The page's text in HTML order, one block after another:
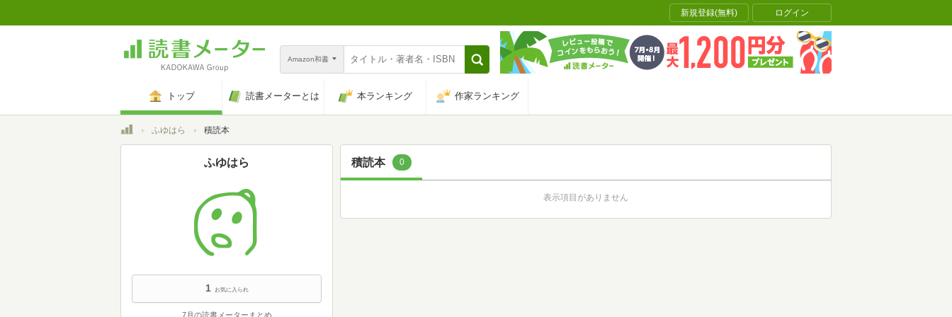
新規登録(無料) ログイン
Amazon和書
トップ 読書メーターとは 本ランキング 作家ランキング
トップふゆはら 積読本
積読本 0
表示項目がありません
ふゆはら
1 お気に入られ
7月の読書メーターまとめ